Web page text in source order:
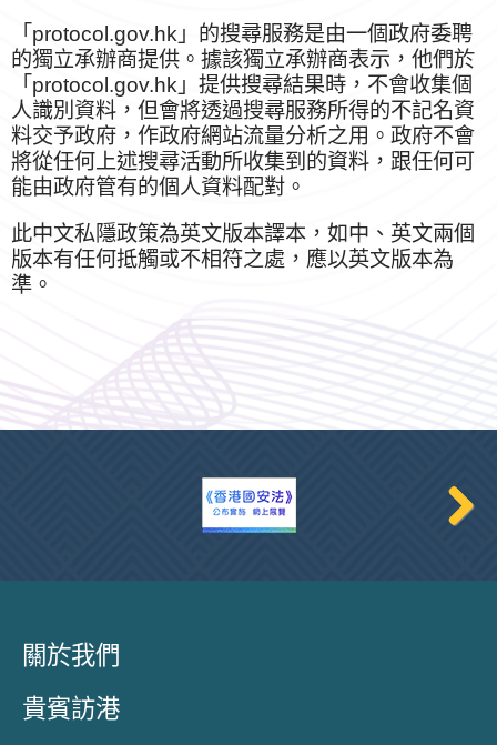
「protocol.gov.hk」的搜尋服務是由一個政府委聘
的獨立承辦商提供。據該獨立承辦商表示，他們於
「protocol.gov.hk」提供搜尋結果時，不會收集個
人識別資料，但會將透過搜尋服務所得的不記名資
料交予政府，作政府網站流量分析之用。政府不會
將從任何上述搜尋活動所收集到的資料，跟任何可
能由政府管有的個人資料配對。
此中文私隱政策為英文版本譯本，如中、英文兩個
版本有任何抵觸或不相符之處，應以英文版本為
準。
關於我們
貴賓訪港